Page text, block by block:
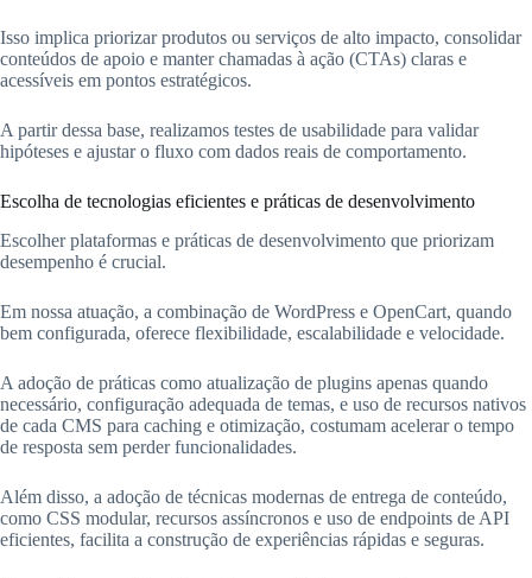
Isso implica priorizar produtos ou serviços de alto impacto, consolidar
conteúdos de apoio e manter chamadas à ação (CTAs) claras e
acessíveis em pontos estratégicos.
A partir dessa base, realizamos testes de usabilidade para validar
hipóteses e ajustar o fluxo com dados reais de comportamento.
Escolha de tecnologias eficientes e práticas de desenvolvimento
Escolher plataformas e práticas de desenvolvimento que priorizam
desempenho é crucial.
Em nossa atuação, a combinação de WordPress e OpenCart, quando
bem configurada, oferece flexibilidade, escalabilidade e velocidade.
A adoção de práticas como atualização de plugins apenas quando
necessário, configuração adequada de temas, e uso de recursos nativos
de cada CMS para caching e otimização, costumam acelerar o tempo
de resposta sem perder funcionalidades.
Além disso, a adoção de técnicas modernas de entrega de conteúdo,
como CSS modular, recursos assíncronos e uso de endpoints de API
eficientes, facilita a construção de experiências rápidas e seguras.